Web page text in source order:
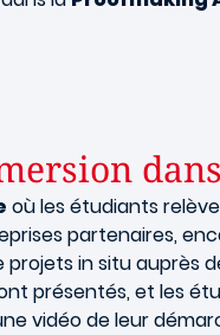
où les étudiants
partenaires,
in situ auprès
présentés, et les
vidéo de leur